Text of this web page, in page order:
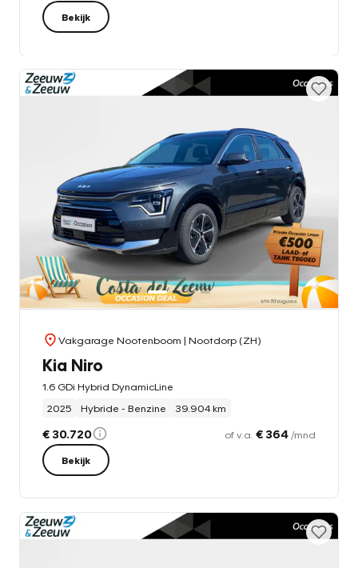
Bekijk
Vakgarage Nootenboom | Nootdorp (ZH)
Kia Niro
1.6 GDi Hybrid DynamicLine
2025
Hybride - Benzine 39.904 km
€ 30.720 of v.a. € 364 /mnd
Bekijk